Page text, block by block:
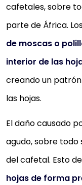
cafetales, sobre
parte de África.
de moscas o
interior de las
creando un
las hojas.
El daño causado
agudo, sobre todo
del cafetal. Esto
hojas de forma